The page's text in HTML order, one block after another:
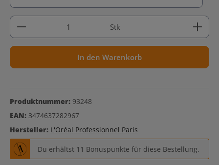
Produkt Anzahl: Gib den gewünschten Wert ein
Stk
In den Warenkorb
Produktnummer: 93248
EAN: 3474637282967
Hersteller: L'Oréal Professionnel Paris
Du erhältst 11 Bonuspunkte für diese Bestellung.